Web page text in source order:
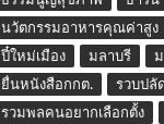
นวัตกรรมอาหารคุณค่าสูง
ปี๋ใหม่เมือง
มลาบรี
ยื่นหนังสือกกต.
รวบปลั
รวมพลคนอยากเลือกตั้ง